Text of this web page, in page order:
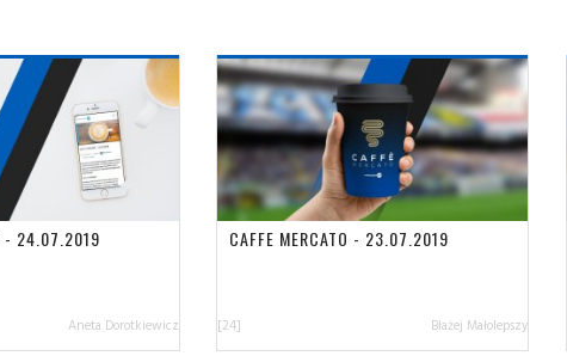
- 24.07.2019
Aneta Dorotkiewicz
CAFFE MERCATO - 23.07.2019
[24] Błażej Małolepszy